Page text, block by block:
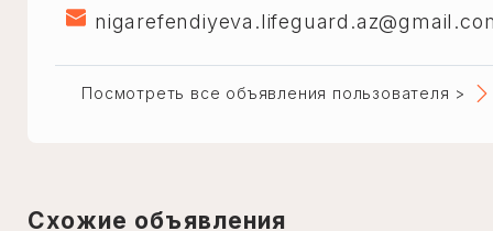
Посмотреть все объявления пользователя >
Схожие объявления